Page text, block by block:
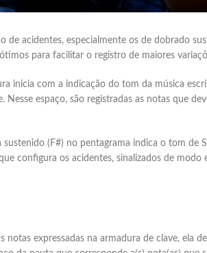
de acidentes, especialmente os de dobrado
ótimos para facilitar o registro de maiores
inicia com a indicação do tom da música
espaço, são registradas as notas que
(F#) no pentagrama indica o tom de
configura os acidentes, sinalizados de modo
expressadas na armadura de clave, ela